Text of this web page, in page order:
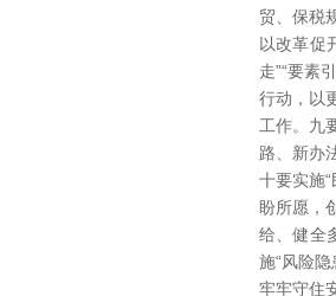
贸、保税
以改革促
走”“要素
行动，以
工作。九
路、新办
十要实施
盼所愿，
给、健全
施“风险
牢牢守住